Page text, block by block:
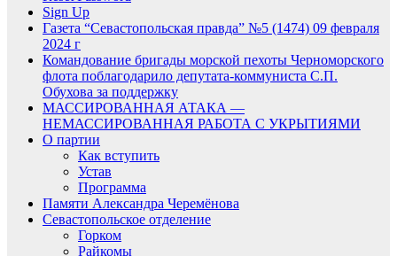
Sign Up
Газета “Севастопольская правда” №5 (1474) 09 февраля
2024 г
Командование бригады морской пехоты Черноморского
флота поблагодарило депутата-коммуниста С.П.
Обухова за поддержку
МАССИРОВАННАЯ АТАКА —
НЕМАССИРОВАННАЯ РАБОТА С УКРЫТИЯМИ
О партии
Как вступить
Устав
Программа
Памяти Александра Черемёнова
Севастопольское отделение
Горком
Райкомы